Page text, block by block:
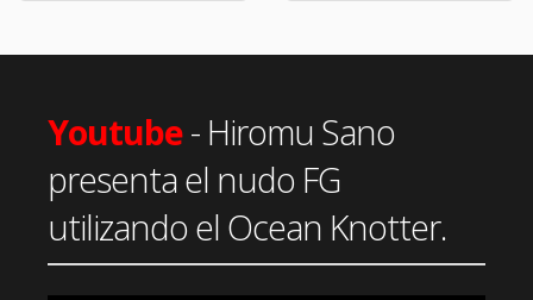
Youtube- Hiromu Sano
presenta el nudo FG
utilizando el Ocean Knotter.